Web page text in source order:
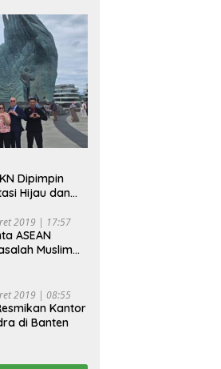
Dipimpin
Hijau dan
2019 | 17:57
ASEAN
Muslim
2019 | 08:55
Kantor
di Banten